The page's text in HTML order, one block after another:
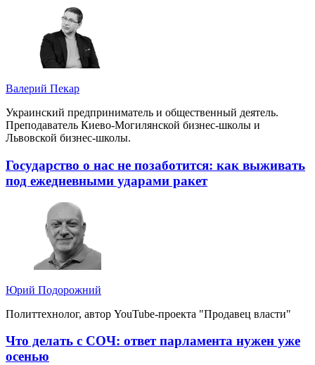
Валерий Пекар
Украинский предприниматель и общественный деятель.
Преподаватель Киево-Могилянской бизнес-школы и
Львовской бизнес-школы.
Государство о нас не позаботится: как выживать
под ежедневными ударами ракет
Юрий Подорожний
Политтехнолог, автор YouTube-проекта "Продавец власти"
Что делать с СОЧ: ответ парламента нужен уже
осенью